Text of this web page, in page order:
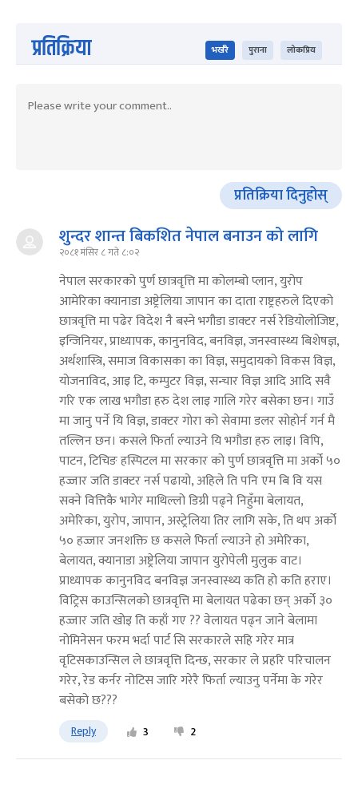
प्रतिक्रिया भर्खरै पुराना लोकप्रिय
प्रतिक्रिया दिनुहोस्
शुन्दर शान्त बिकशित नेपाल बनाउन को लागि
२०८१ मंसिर ८ गते ८:०२
नेपाल सरकारको पुर्ण छात्रवृत्ति मा कोलम्बो प्लान, युरोप
आमेरिका क्यानाडा अष्ट्रेलिया जापान का दाता राष्ट्रहरुले दिएको
छात्रवृत्ति मा पढेर विदेश नै बस्ने भगौडा डाक्टर नर्स रेडियोलोजिष्ट,
इन्जिनियर, प्राध्यापक, कानुनविद, बनविज्ञ, जनस्वास्थ्य बिशेषज्ञ,
अर्थशास्त्रि, समाज विकासका का विज्ञ, समुदायको विकस विज्ञ,
योजनाविद, आइ टि, कम्पुटर विज्ञ, सन्चार विज्ञ आदि आदि सवै
गरि एक लाख भगौडा हरु देश लाइ गालि गरेर बसेका छन। गाउँ
मा जानु पर्ने यि विज्ञ, डाक्टर गोरा को सेवामा डलर सोहोर्न गर्न मै
तल्लिन छन। कसले फिर्ता ल्याउने यि भगौडा हरु लाइ। विपि,
पाटन, टिचिङ हस्पिटल मा सरकार को पुर्ण छात्रवृत्ति मा अर्को ५०
हज्जार जति डाक्टर नर्स पढायो, अहिले ति पनि एम बि वि यस
सक्ने वित्तिकै भागेर माथिल्लो डिग्री पढ्ने निहुँमा बेलायत,
अमेरिका, युरोप, जापान, अस्ट्रेलिया तिर लागि सके, ति थप अर्को
५० हज्जार जनशक्ति छ कसले फिर्ता ल्याउने हो अमेरिका,
बेलायत, क्यानाडा अष्ट्रेलिया जापान युरोपेली मुलुक वाट।
प्राध्यापक कानुनविद बनविज्ञ जनस्वास्थ्य कति हो कति हराए।
विट्रिस काउन्सिलको छात्रवृत्ति मा बेलायत पढेका छन् अर्को ३०
हज्जार जति खोइ ति कहाँ गए ?? वेलायत पढ्न जाने बेलामा
नोमिनेसन फरम भर्दा पार्ट सि सरकारले सहि गरेर मात्र
वृटिसकाउन्सिल ले छात्रवृत्ति दिन्छ, सरकार ले प्रहरि परिचालन
गरेर, रेड कर्नर नोटिस जारि गरेरै फिर्ता ल्याउनु पर्नेमा के गरेर
बसेको छ???
Reply 3 2